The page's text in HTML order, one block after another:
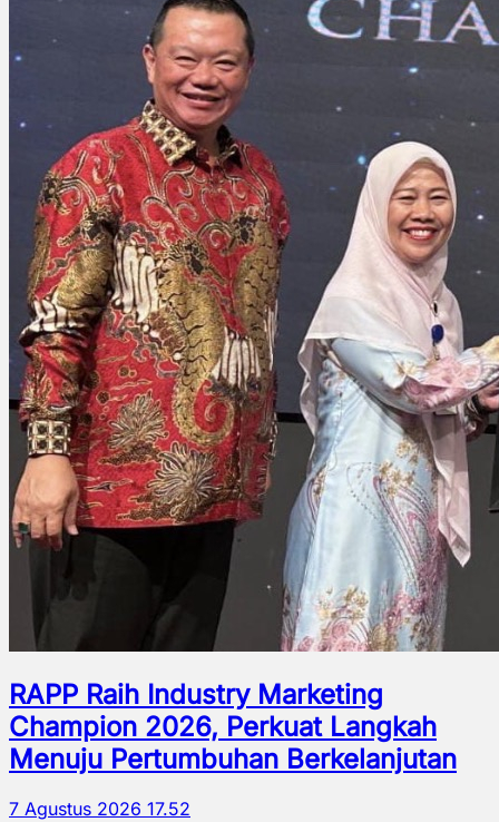
RAPP Raih Industry Marketing
Champion 2026, Perkuat Langkah
Menuju Pertumbuhan Berkelanjutan
7 Agustus 2026 17.52